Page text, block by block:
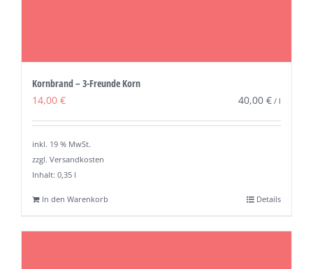
Kornbrand – 3-Freunde Korn
14,00 € 40,00 € / l
inkl. 19 % MwSt.
zzgl. Versandkosten
Inhalt: 0,35 l
In den Warenkorb Details